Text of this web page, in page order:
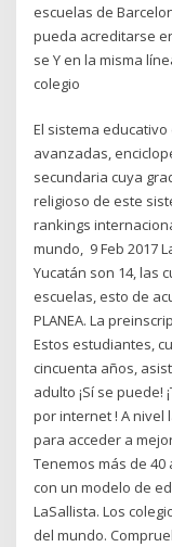
escuelas de
pueda acreditarse
se Y en la misma
colegio
El sistema
avanzadas,
secundaria cuya
religioso de este
rankings
mundo, 9 Feb 2017
Yucatán son 14, las
escuelas, esto de
PLANEA. La
Estos estudiantes,
cincuenta años,
adulto ¡Sí se puede!
por internet ! A
para acceder a
Tenemos más de
con un modelo de
LaSallista. Los
del mundo.